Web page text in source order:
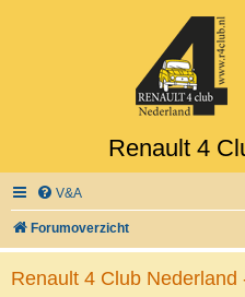
Renault 4
V&A
Forumoverzicht
Renault 4 Club Nederland